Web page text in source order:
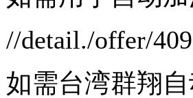
//detail./offer/
如需台湾群翔